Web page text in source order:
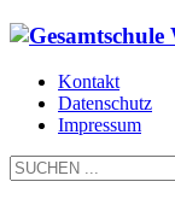
Kontakt
Datenschutz
Impressum